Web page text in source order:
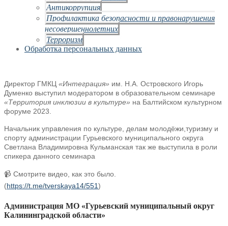
Антикоррупция
Профилактика безопасности и правонарушения
несовершеннолетних
Терроризм
Обработка персональных данных
Директор ГМКЦ «Интеграция» им. Н.А. Островского Игорь
Думенко выступил модератором в образовательном семинаре
«Территория инклюзии в культуре» на Балтийском культурном
форуме 2023.
Начальник управления по культуре, делам молодёжи,туризму и
спорту администрации Гурьевского муниципального округа
Светлана Владимировна Кульманская так же выступила в роли
спикера данного семинара
📹 Смотрите видео, как это было.
(https://t.me/tverskaya14/551)
Администрация МО «Гурьевский муниципальный округ
Калининградской области»